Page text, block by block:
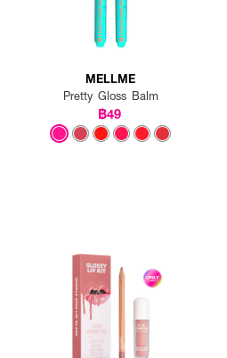
MELLME
Pretty Gloss Balm
฿49